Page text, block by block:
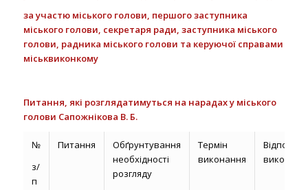
за участю міського голови, першого заступника
міського голови, секретаря ради, заступника міського
голови, радника міського голови та керуючої справами
міськвиконкому
Питання, які розглядатимуться на нарадах у міського
голови Сапожнікова В. Б.
№
з/
п
Питання
Обґрунтування
необхідності
розгляду
Термін
виконання
виконавці